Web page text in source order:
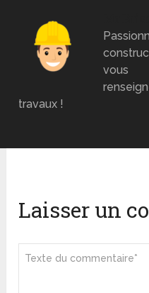
travaux !
Laisser un